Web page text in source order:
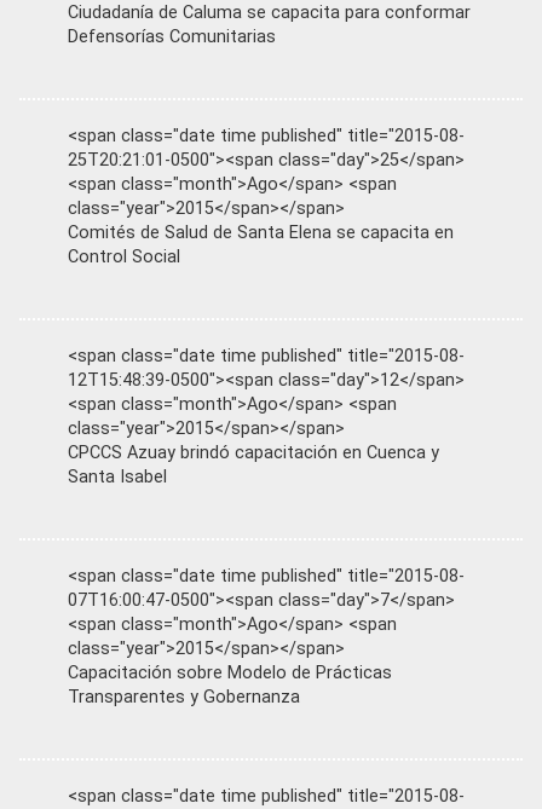
Ciudadanía de Caluma se capacita para conformar
Defensorías Comunitarias
<span class="date time published" title="2015-08-
25T20:21:01-0500"><span class="day">25</span>
<span class="month">Ago</span> <span
class="year">2015</span></span>
Comités de Salud de Santa Elena se capacita en
Control Social
<span class="date time published" title="2015-08-
12T15:48:39-0500"><span class="day">12</span>
<span class="month">Ago</span> <span
class="year">2015</span></span>
CPCCS Azuay brindó capacitación en Cuenca y
Santa Isabel
<span class="date time published" title="2015-08-
07T16:00:47-0500"><span class="day">7</span>
<span class="month">Ago</span> <span
class="year">2015</span></span>
Capacitación sobre Modelo de Prácticas
Transparentes y Gobernanza
<span class="date time published" title="2015-08-